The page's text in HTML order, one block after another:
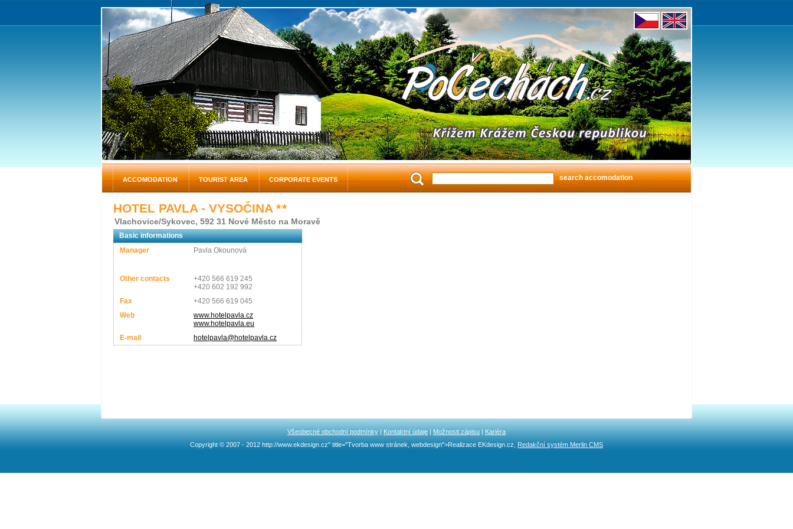
HOTEL PAVLA - VYSOČINA * *
Vlachovice/Sykovec, 592 31 Nové Město na Moravě
Basic informations
Manager
Pavla Okounová
Other contacts
+420 566 619 245
+420 602 192 992
Fax
+420 566 619 045
Web
www.hotelpavla.cz
www.hotelpavla.eu
E-mail
hotelpavla@hotelpavla.cz
ACCOMODATION TOURIST AREA CORPORATE EVENTS
Všeobecné obchodní podmínky | Kontaktní údaje | Možnosti zápisu | Kariéra
Copyright © 2007 - 2012 http://www.ekdesign.cz" title="Tvorba www stránek, webdesign">Realizace EKdesign.cz, Redakční systém Merlin CMS